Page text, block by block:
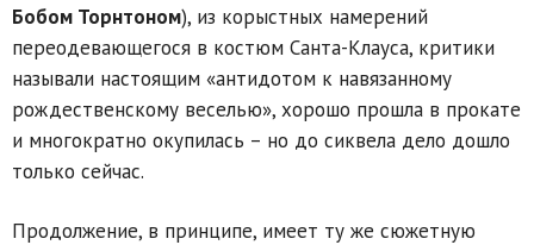
Бобом Торнтоном), из корыстных намерений
переодевающегося в костюм Санта-Клауса, критики
называли настоящим «антидотом к навязанному
рождественскому веселью», хорошо прошла в прокате
и многократно окупилась – но до сиквела дело дошло
только сейчас.
Продолжение, в принципе, имеет ту же сюжетную